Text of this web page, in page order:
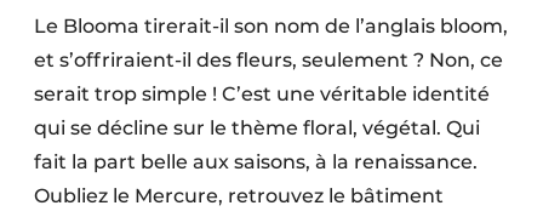
Le Blooma tirerait-il son nom de l’anglais bloom,
et s’offriraient-il des fleurs, seulement ? Non, ce
serait trop simple ! C’est une véritable identité
qui se décline sur le thème floral, végétal. Qui
fait la part belle aux saisons, à la renaissance.
Oubliez le Mercure, retrouvez le bâtiment